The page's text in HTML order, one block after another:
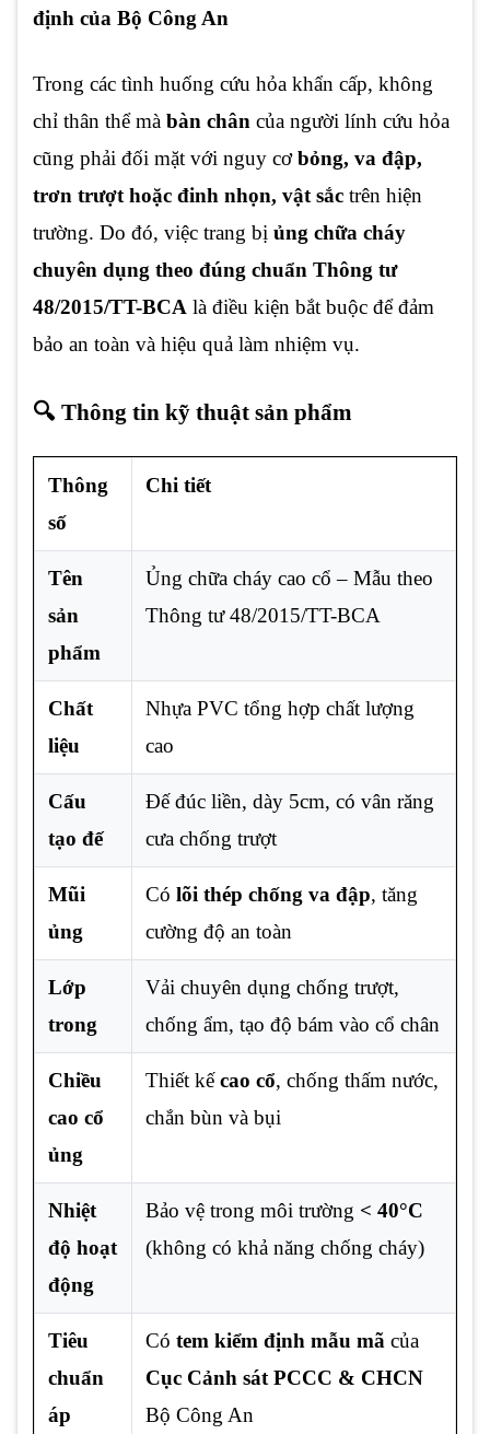
định của Bộ Công An
Trong các tình huống cứu hỏa khẩn cấp, không
chỉ thân thể mà bàn chân của người lính cứu hỏa
cũng phải đối mặt với nguy cơbỏng, va đập,
trơn trượt hoặc đinh nhọn, vật sắc trên hiện
trường. Do đó, việc trang bị ủng chữa cháy
chuyên dụng theo đúng chuẩn Thông tư
48/2015/TT-BCA là điều kiện bắt buộc để đảm
bảo an toàn và hiệu quả làm nhiệm vụ.
🔍 Thông tin kỹ thuật sản phẩm
Thông
số
Chi tiết
Tên
sản
phẩm
Ủng chữa cháy cao cổ – Mẫu theo
Thông tư 48/2015/TT-BCA
Chất
liệu
Nhựa PVC tổng hợp chất lượng
cao
Cấu
tạo đế
Đế đúc liền, dày 5cm, có vân răng
cưa chống trượt
Mũi
ủng
Có lõi thép chống va đập, tăng
cường độ an toàn
Lớp
trong
Vải chuyên dụng chống trượt,
chống ẩm, tạo độ bám vào cổ chân
Chiều
cao cổ
ủng
Thiết kếcao cổ, chống thấm nước,
chắn bùn và bụi
Nhiệt
độ hoạt
động
Bảo vệ trong môi trường < 40°C
(không có khả năng chống cháy)
Tiêu
chuẩn
áp
Có tem kiểm định mẫu mã của
Cục Cảnh sát PCCC & CHCN
Bộ Công An